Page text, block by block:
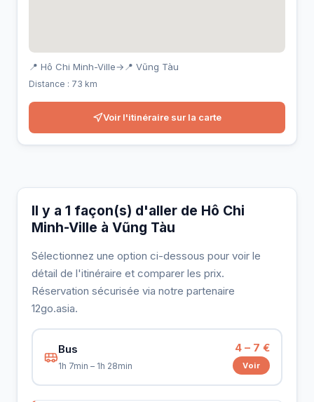
📍 Hô Chi Minh-Ville→ 📍 Vũng Tàu
Distance : 73 km
Voir l'itinéraire sur la carte
Il y a 1 façon(s) d'aller de Hô Chi
Minh-Ville à Vũng Tàu
Sélectionnez une option ci-dessous pour voir le
détail de l'itinéraire et comparer les prix.
Réservation sécurisée via notre partenaire
12go.asia.
Bus
1h 7min – 1h 28min
4 – 7 €
Voir